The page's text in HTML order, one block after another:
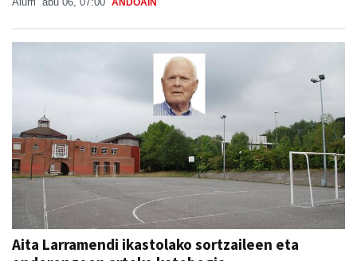
Aita Larramendi ikastolako sortzaileen eta
ondorengoen arteko katebegia
IN MEMORIAM